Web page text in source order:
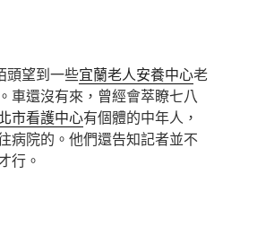
望到一些宜蘭老人安養中心老
車還沒有來，曾經會萃瞭七八
市看護中心有個體的中年人，
病院的。他們還告知記者並不
行。